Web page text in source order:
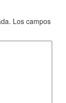
Los campos